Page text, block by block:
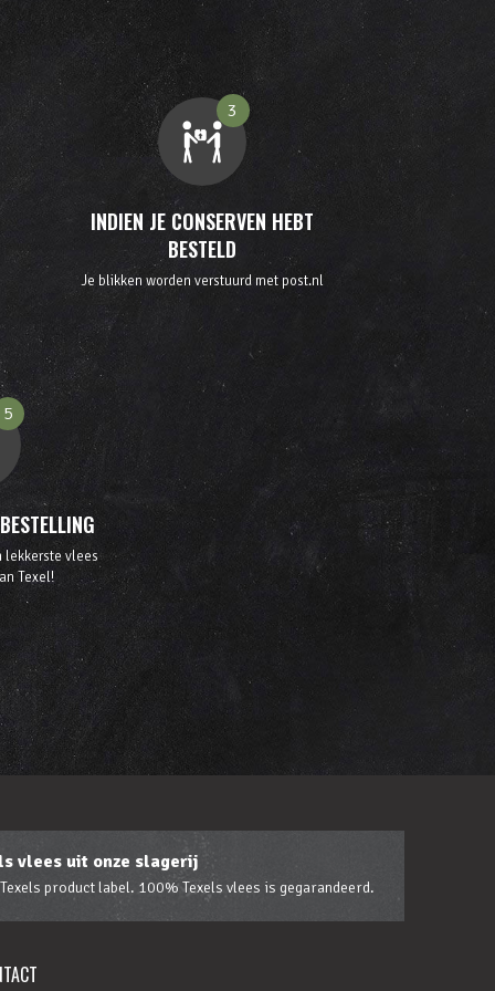
3
INDIEN JE CONSERVEN HEBT
BESTELD
Je blikken worden verstuurd met post.nl
5
lekkerste vlees
Texel!
vlees uit onze slagerij
product label. 100% Texels vlees is gegarandeerd.